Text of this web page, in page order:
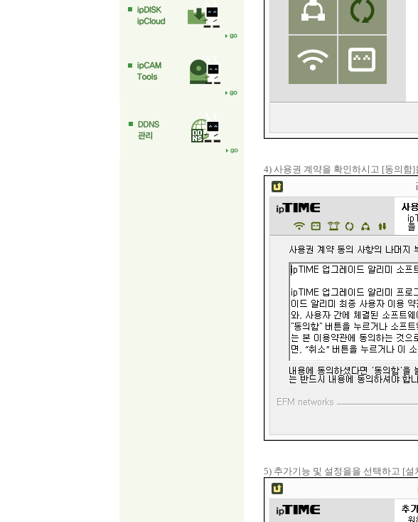
4) 사용권 계약을 확인하시고 [동의함]
5) 추가기능 및 설정을을 선택하고 [